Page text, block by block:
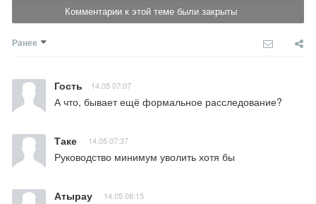
Комментарии к этой теме были закрыты
Ранее
Гость 14.05 07:07
А что, бывает ещё формальное расследование?
Таке 14.05 07:37
Руководство минимум уволить хотя бы
Атырау 14.05 08:15